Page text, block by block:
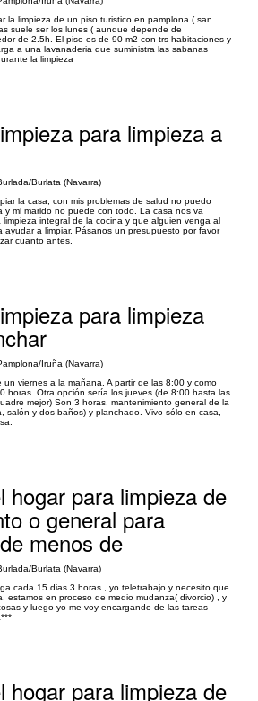
la limpieza de un piso turistico en pamplona ( san
suele ser los lunes ( aunque depende de
de 2.5h. El piso es de 90 m2 con trs habitaciones y
a una lavanaderia que suministra las sabanas
la limpieza
para limpieza a
Burlata (Navarra)
la casa; con mis problemas de salud no puedo
y mi marido no puede con todo. La casa nos va
limpieza integral de la cocina y que alguien venga al
ayudar a limpiar. Pásanos un presupuesto por favor
cuanto antes.
para limpieza
Iruña (Navarra)
viernes a la mañana. A partir de las 8:00 y como
horas. Otra opción sería los jueves (de 8:00 hasta las
mejor) Son 3 horas, mantenimiento general de la
salón y dos baños) y planchado. Vivo sólo en casa,
hogar para limpieza de
o general para
menos de
Burlata (Navarra)
cada 15 dias 3 horas , yo teletrabajo y necesito que
estamos en proceso de medio mudanza( divorcio) , y
y luego yo me voy encargando de las tareas
hogar para limpieza de